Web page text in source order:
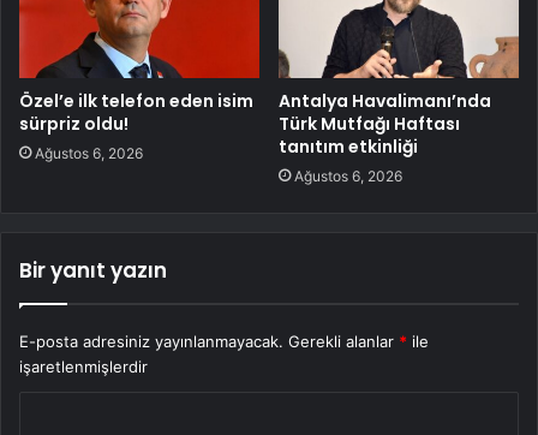
Özel’e ilk telefon eden isim
sürpriz oldu!
Ağustos 6, 2026
Antalya Havalimanı’nda
Türk Mutfağı Haftası
tanıtım etkinliği
Ağustos 6, 2026
Bir yanıt yazın
E-posta adresiniz yayınlanmayacak. Gerekli alanlar * ile
işaretlenmişlerdir